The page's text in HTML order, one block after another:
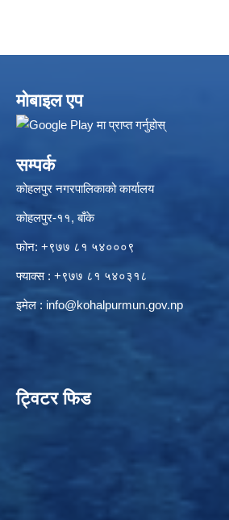
मोबाइल एप
सम्पर्क
कोहलपुर नगरपालिकाको कार्यालय
कोहलपुर-११, बाँके
फोन: +९७७ ८१ ५४०००९
फ्याक्स : +९७७ ८१ ५४०३१८
इमेल : info@kohalpurmun.gov.np
ट्विटर फिड